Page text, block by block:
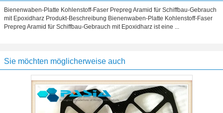
Bienenwaben-Platte Kohlenstoff-Faser Prepreg Aramid für Schiffbau-Gebrauch
mit Epoxidharz Produkt-Beschreibung Bienenwaben-Platte Kohlenstoff-Faser
Prepreg Aramid für Schiffbau-Gebrauch mit Epoxidharz ist eine ...
Sie möchten möglicherweise auch